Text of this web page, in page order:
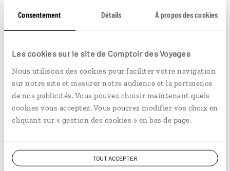
Consentement Détails À propos des cookies
Les cookies sur le site de Comptoir des Voyages
Nous utilisons des cookies pour faciliter votre navigation
sur notre site et mesurer notre audience et la pertinence
de nos publicités. Vous pouvez choisir maintenant quels
cookies vous acceptez. Vous pourrez modifier vos choix en
cliquant sur « gestion des cookies » en bas de page.
TOUT ACCEPTER
Jérôme Cartegini
Vous aimerez aussi...
© BTWImages/iStock